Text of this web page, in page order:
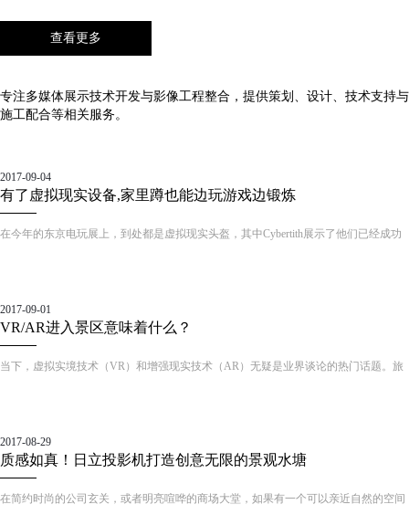
查看更多
专注多媒体展示技术开发与影像工程整合，提供策划、设计、技术支持与
施工配合等相关服务。
2017-09-04
有了虚拟现实设备,家里蹲也能边玩游戏边锻炼
在今年的东京电玩展上，到处都是虚拟现实头盔，其中Cybertith展示了他们已经成功
才能在上面体验奔跑。
2017-09-01
VR/AR进入景区意味着什么？
当下，虚拟实境技术（VR）和增强现实技术（AR）无疑是业界谈论的热门话题。旅
华侨城也大手笔投入此类最新互动科技，一时间，VR/AR技术炙手可热，大有成为景
区提质增效不二法宝的趋势。那么，这种“沉浸式”互动体验新科技究竟妙在何处？效
果又如何呢？
2017-08-29
质感如真！日立投影机打造创意无限的景观水塘
在简约时尚的公司玄关，或者明亮喧哗的商场大堂，如果有一个可以亲近自然的空间